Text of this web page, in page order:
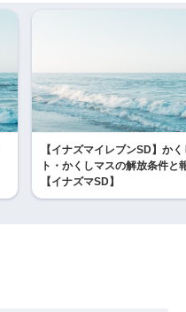
【イナズマイレブンSD】か
ト・かくしマスの解放条件と
【イナズマSD】